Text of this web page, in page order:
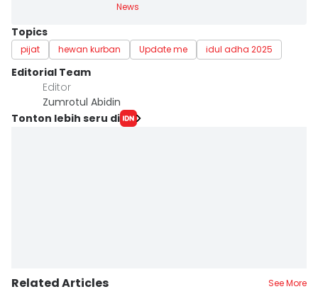
News
Topics
pijat hewan kurban Update me idul adha 2025
Editorial Team
Editor
Zumrotul Abidin
Tonton lebih seru di
Related Articles See More